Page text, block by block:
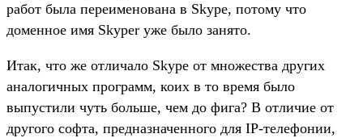
работ была переименована в Skype, потому что
доменное имя Skyper уже было занято.
Итак, что же отличало Skype от множества других
аналогичных программ, коих в то время было
выпустили чуть больше, чем до фига? В отличие от
другого софта, предназначенного для IP-телефонии,